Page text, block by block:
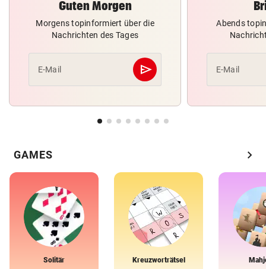
Guten Morgen
Morgens topinformiert über die
Nachrichten des Tages
E-Mail send
Abschicken
Abends
E-Mail
GAMES chevron_right
Solitär Kreuzworträtsel